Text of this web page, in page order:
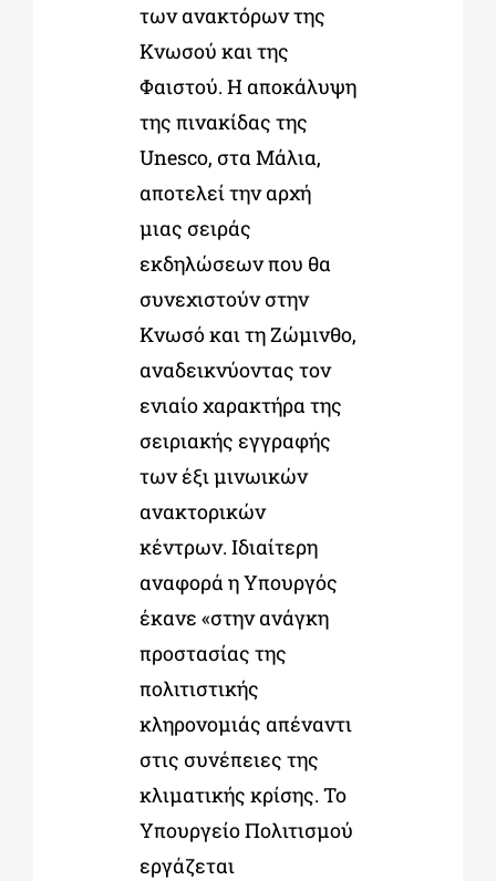
των ανακτόρων της
Κνωσού και της
Φαιστού. Η αποκάλυψη
της πινακίδας της
Unesco, στα Μάλια,
αποτελεί την αρχή
μιας σειράς
εκδηλώσεων που θα
συνεχιστούν στην
Κνωσό και τη Ζώμινθο,
αναδεικνύοντας τον
ενιαίο χαρακτήρα της
σειριακής εγγραφής
των έξι μινωικών
ανακτορικών
κέντρων. Ιδιαίτερη
αναφορά η Υπουργός
έκανε «στην ανάγκη
προστασίας της
πολιτιστικής
κληρονομιάς απέναντι
στις συνέπειες της
κλιματικής κρίσης. Το
Υπουργείο Πολιτισμού
εργάζεται